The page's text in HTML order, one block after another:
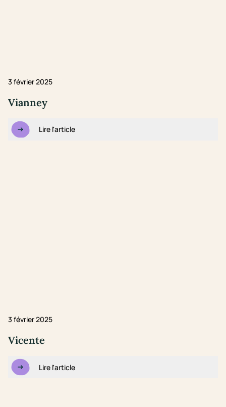
3 février 2025
Vianney
Lire l'article
3 février 2025
Vicente
Lire l'article